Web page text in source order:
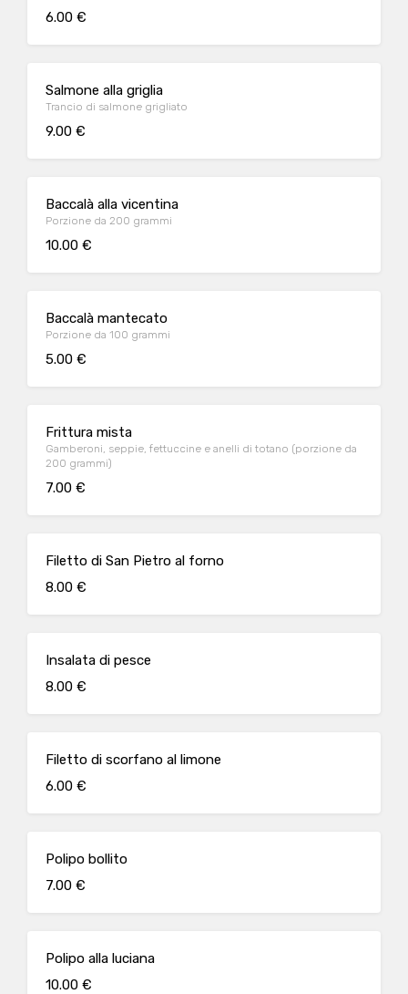
6.00 €
Salmone alla griglia
Trancio di salmone grigliato
9.00 €
Baccalà alla vicentina
Porzione da 200 grammi
10.00 €
Baccalà mantecato
Porzione da 100 grammi
5.00 €
Frittura mista
Gamberoni, seppie, fettuccine e anelli di totano (porzione da
200 grammi)
7.00 €
Filetto di San Pietro al forno
8.00 €
Insalata di pesce
8.00 €
Filetto di scorfano al limone
6.00 €
Polipo bollito
7.00 €
Polipo alla luciana
10.00 €